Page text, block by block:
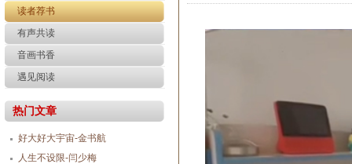
读者荐书
有声共读
音画书香
遇见阅读
热门文章
好大好大宇宙-金书航
人生不设限-闫少梅